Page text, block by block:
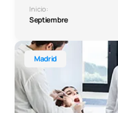
Inicio:
Septiembre
Madrid
Programa de Acceso a